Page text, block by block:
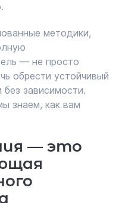
методики,
— не просто
обрести устойчивый
зависимости.
знаем, как вам
— это